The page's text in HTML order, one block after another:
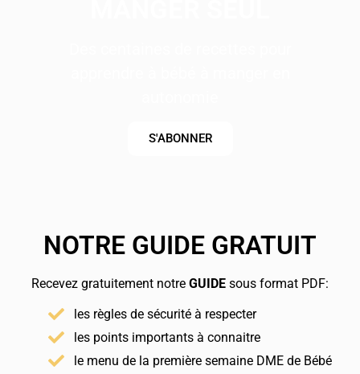
S'ABONNER
NOTRE GUIDE GRATUIT
Recevez gratuitement notre GUIDE sous format PDF:
les règles de sécurité à respecter
les points importants à connaitre
le menu de la première semaine DME de Bébé